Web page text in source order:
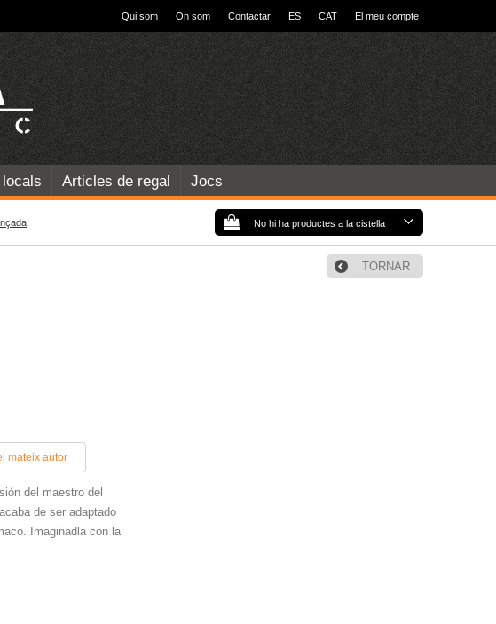
Qui som On som Contactar ES CAT El meu compte
Articles de regal Jocs
No hi ha productes a la cistella
TORNAR
mateix autor
del maestro del
de ser adaptado
Imaginadla con la